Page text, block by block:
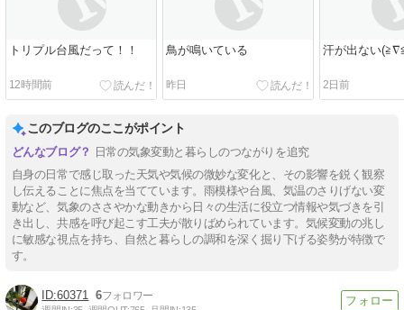
トリプル台風だって！！
12時間前
鳥が鳴いている
昨日
汗が出ない
2日前
このブログのここがポイント
日常の気象変動と暮らしのつながりを追究
自身の日常で感じ取った天気や気候の微妙な変化と、その影響を鋭く観察
し伝えることに焦点を当てています。雨模様や台風、気温のさりげない変
動など、気象のささやかな動きから日々の生活に役立つ情報や気づきを引
き出し、共感を呼び起こす工夫が散りばめられています。気候変動の兆し
に敏感な視点を持ち、自然と暮らしの調和を深く掘り下げる姿勢が特徴で
す。
60371 6